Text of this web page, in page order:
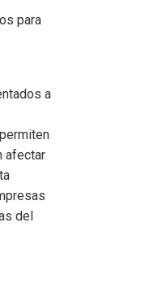
para
a
afectar
del